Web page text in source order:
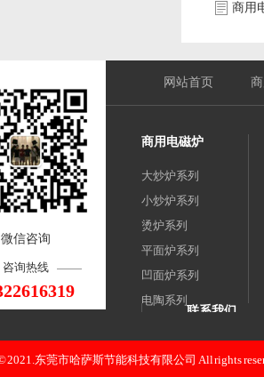
商用
微信咨询
咨询热线
网站首页
商用电磁炉
大炒炉系列
小炒炉系列
烫炉系列
平面炉系列
凹面炉系列
电陶系列
联系我们
东莞市哈萨斯
邮 箱：
2021.东莞市哈萨斯节能科技有限公司 All rights